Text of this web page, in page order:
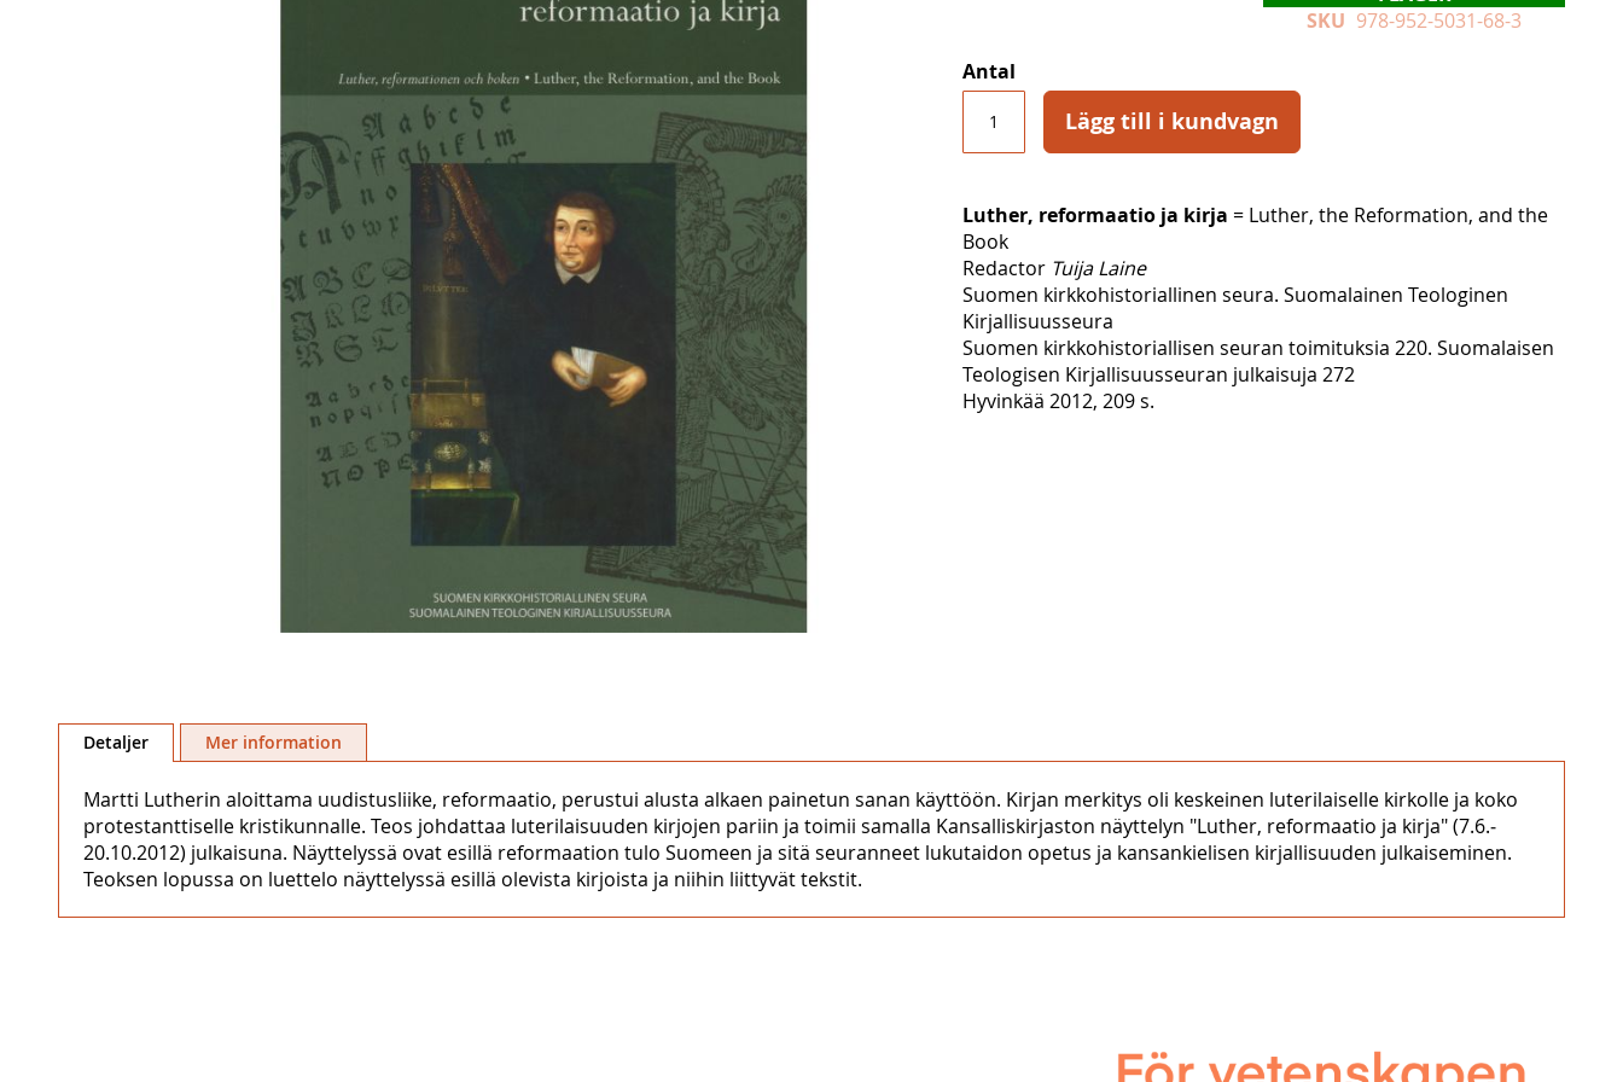
till
bildgalleriet
SKU 978-952-5031-68-3
Antal
Lägg till i kundvagn
Luther, reformaatio ja kirja = Luther, the Reformation, and the
Book
Redactor Tuija Laine
Suomen kirkkohistoriallinen seura. Suomalainen Teologinen
Kirjallisuusseura
Suomen kirkkohistoriallisen seuran toimituksia 220. Suomalaisen
Teologisen Kirjallisuusseuran julkaisuja 272
Hyvinkää 2012, 209 s.
Detaljer
Martti Lutherin aloittama uudistusliike, reformaatio, perustui alusta alkaen painetun sanan käyttöön. Kirjan merkitys oli keskeinen luterilaiselle kirkolle ja koko
protestanttiselle kristikunnalle. Teos johdattaa luterilaisuuden kirjojen pariin ja toimii samalla Kansalliskirjaston näyttelyn "Luther, reformaatio ja kirja" (7.6.‒
20.10.2012) julkaisuna. Näyttelyssä ovat esillä reformaation tulo Suomeen ja sitä seuranneet lukutaidon opetus ja kansankielisen kirjallisuuden julkaiseminen.
Teoksen lopussa on luettelo näyttelyssä esillä olevista kirjoista ja niihin liittyvät tekstit.
Mer information